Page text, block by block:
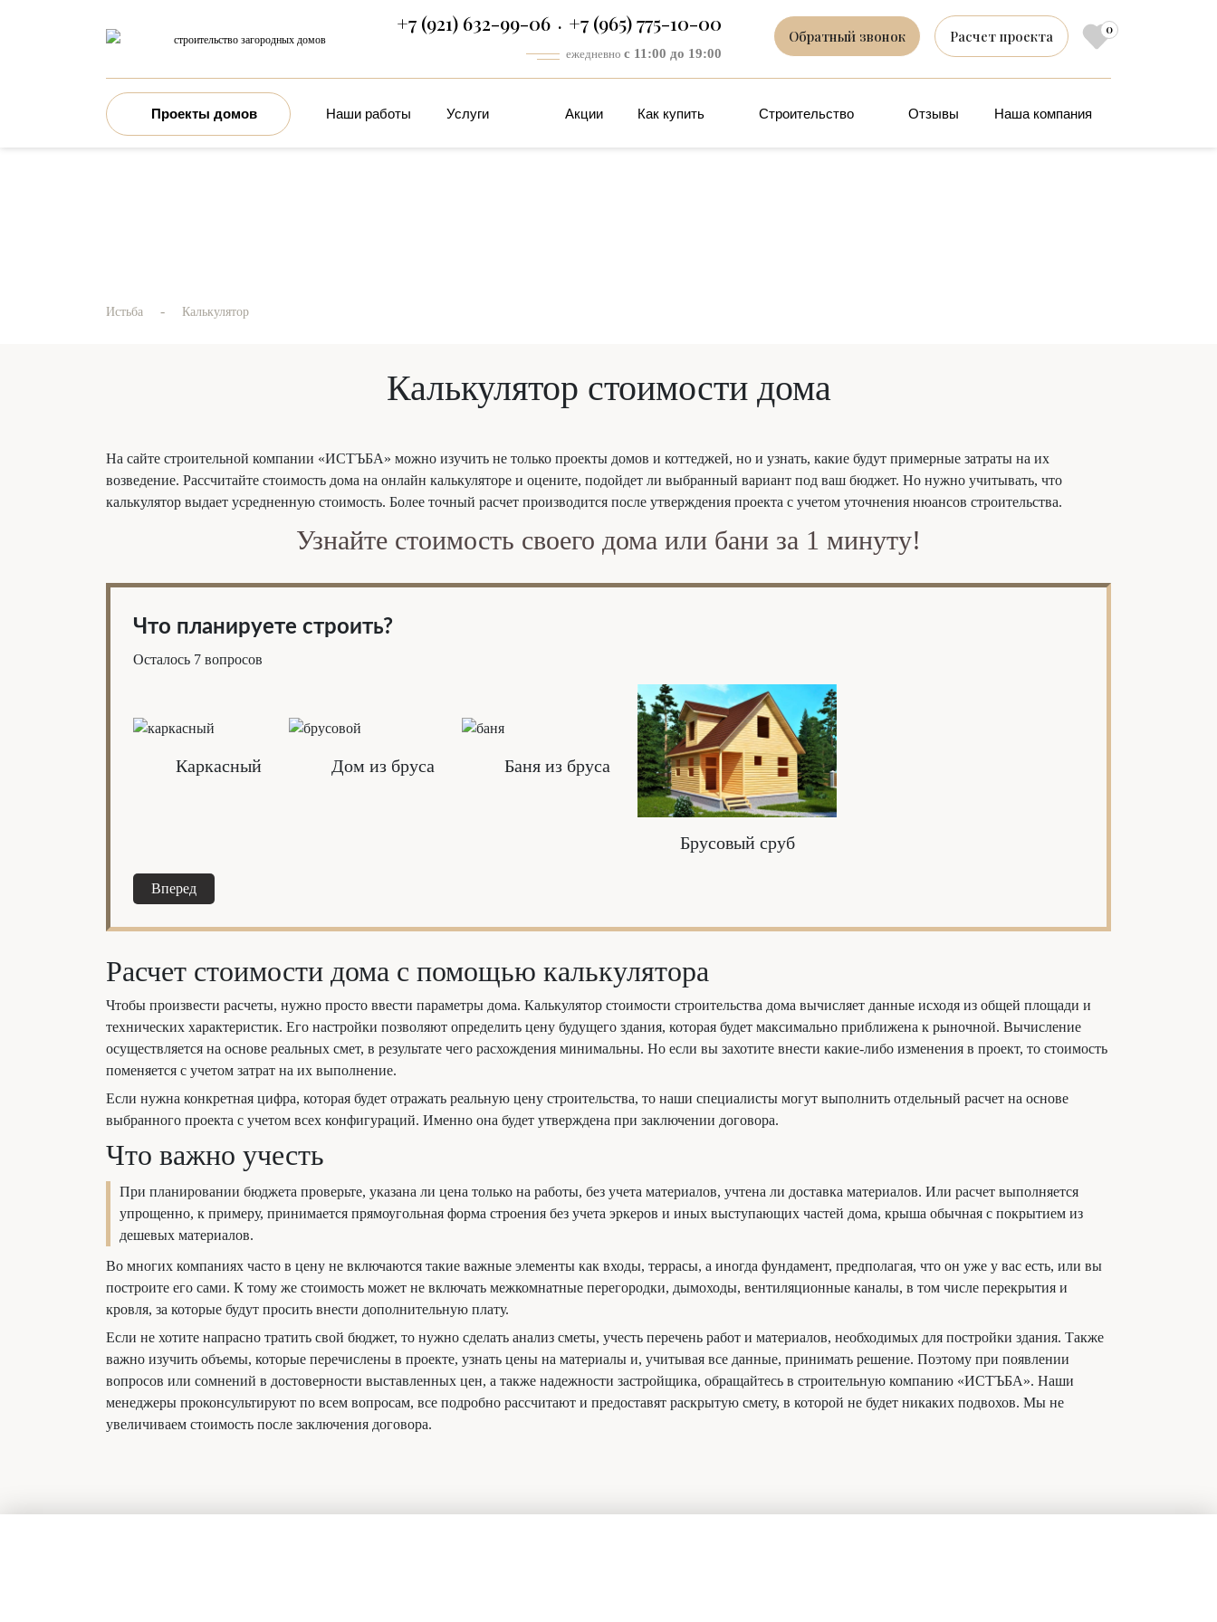
строительство загородных домов
+7 (921) 632-99-06 +7 (965) 775-10-00
ежедневно с 11:00 до 19:00
Обратный звонок Расчет проекта 0
Проекты домов Наши работы Услуги Акции Как купить Строительство Отзывы Наша компания
Истьба - Калькулятор
Калькулятор стоимости дома
На сайте строительной компании «ИСТЪБА» можно изучить не только проекты домов и коттеджей, но и узнать, какие будут примерные затраты на их
возведение. Рассчитайте стоимость дома на онлайн калькуляторе и оцените, подойдет ли выбранный вариант под ваш бюджет. Но нужно учитывать, что
калькулятор выдает усредненную стоимость. Более точный расчет производится после утверждения проекта с учетом уточнения нюансов строительства.
Узнайте стоимость своего дома или бани за 1 минуту!
Что планируете строить?
Осталось 7 вопросов
Каркасный Дом из бруса Баня из бруса
Брусовый сруб
Вперед
Расчет стоимости дома с помощью калькулятора
Чтобы произвести расчеты, нужно просто ввести параметры дома. Калькулятор стоимости строительства дома вычисляет данные исходя из общей площади и
технических характеристик. Его настройки позволяют определить цену будущего здания, которая будет максимально приближена к рыночной. Вычисление
осуществляется на основе реальных смет, в результате чего расхождения минимальны. Но если вы захотите внести какие-либо изменения в проект, то стоимость
поменяется с учетом затрат на их выполнение.
Если нужна конкретная цифра, которая будет отражать реальную цену строительства, то наши специалисты могут выполнить отдельный расчет на основе
выбранного проекта с учетом всех конфигураций. Именно она будет утверждена при заключении договора.
Что важно учесть
При планировании бюджета проверьте, указана ли цена только на работы, без учета материалов, учтена ли доставка материалов. Или расчет выполняется
упрощенно, к примеру, принимается прямоугольная форма строения без учета эркеров и иных выступающих частей дома, крыша обычная с покрытием из
дешевых материалов.
Во многих компаниях часто в цену не включаются такие важные элементы как входы, террасы, а иногда фундамент, предполагая, что он уже у вас есть, или вы
построите его сами. К тому же стоимость может не включать межкомнатные перегородки, дымоходы, вентиляционные каналы, в том числе перекрытия и
кровля, за которые будут просить внести дополнительную плату.
Если не хотите напрасно тратить свой бюджет, то нужно сделать анализ сметы, учесть перечень работ и материалов, необходимых для постройки здания. Также
важно изучить объемы, которые перечислены в проекте, узнать цены на материалы и, учитывая все данные, принимать решение. Поэтому при появлении
вопросов или сомнений в достоверности выставленных цен, а также надежности застройщика, обращайтесь в строительную компанию «ИСТЪБА». Наши
менеджеры проконсультируют по всем вопросам, все подробно рассчитают и предоставят раскрытую смету, в которой не будет никаких подвохов. Мы не
увеличиваем стоимость после заключения договора.